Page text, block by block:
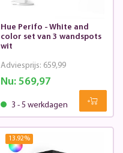
Hue Perifo - White and
color set van 3 wandspots
wit
Nu: 569,97
Adviesprijs: 659,99
3 - 5 werkdagen
13.92%